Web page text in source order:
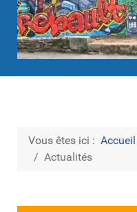
Vous êtes ici : Accueil
Actualités